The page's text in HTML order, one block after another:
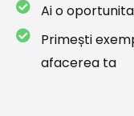
Ai o
Primești
afacerea ta